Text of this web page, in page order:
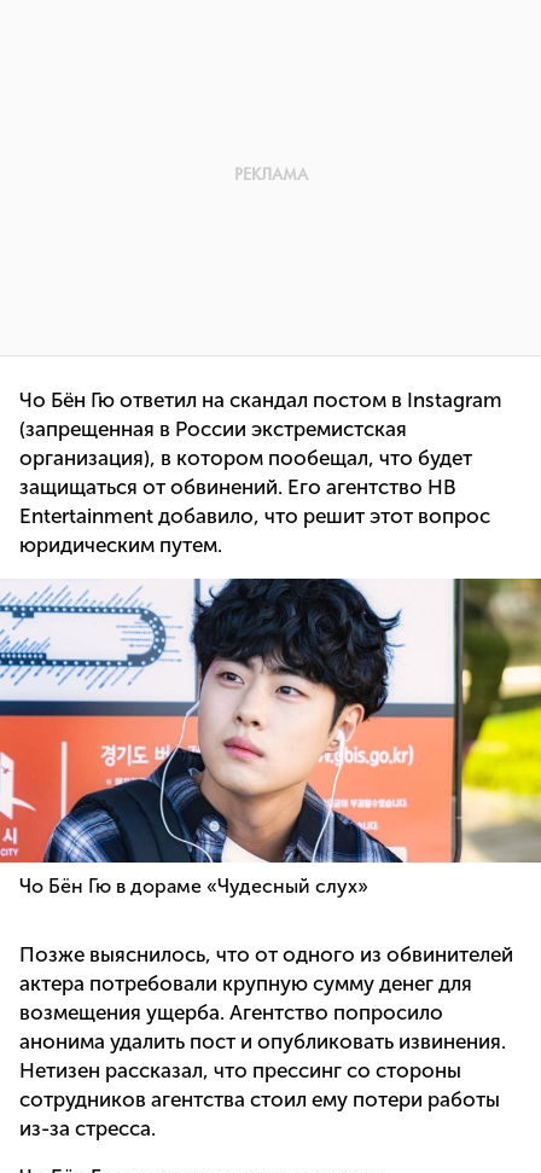
Чо Бён Гю ответил на скандал постом в Instagram
(запрещенная в России экстремистская
организация), в котором пообещал, что будет
защищаться от обвинений. Его агентство HB
Entertainment добавило, что решит этот вопрос
юридическим путем.
Чо Бён Гю в дораме «Чудесный слух»
Позже выяснилось, что от одного из обвинителей
актера потребовали крупную сумму денег для
возмещения ущерба. Агентство попросило
анонима удалить пост и опубликовать извинения.
Нетизен рассказал, что прессинг со стороны
сотрудников агентства стоил ему потери работы
из-за стресса.